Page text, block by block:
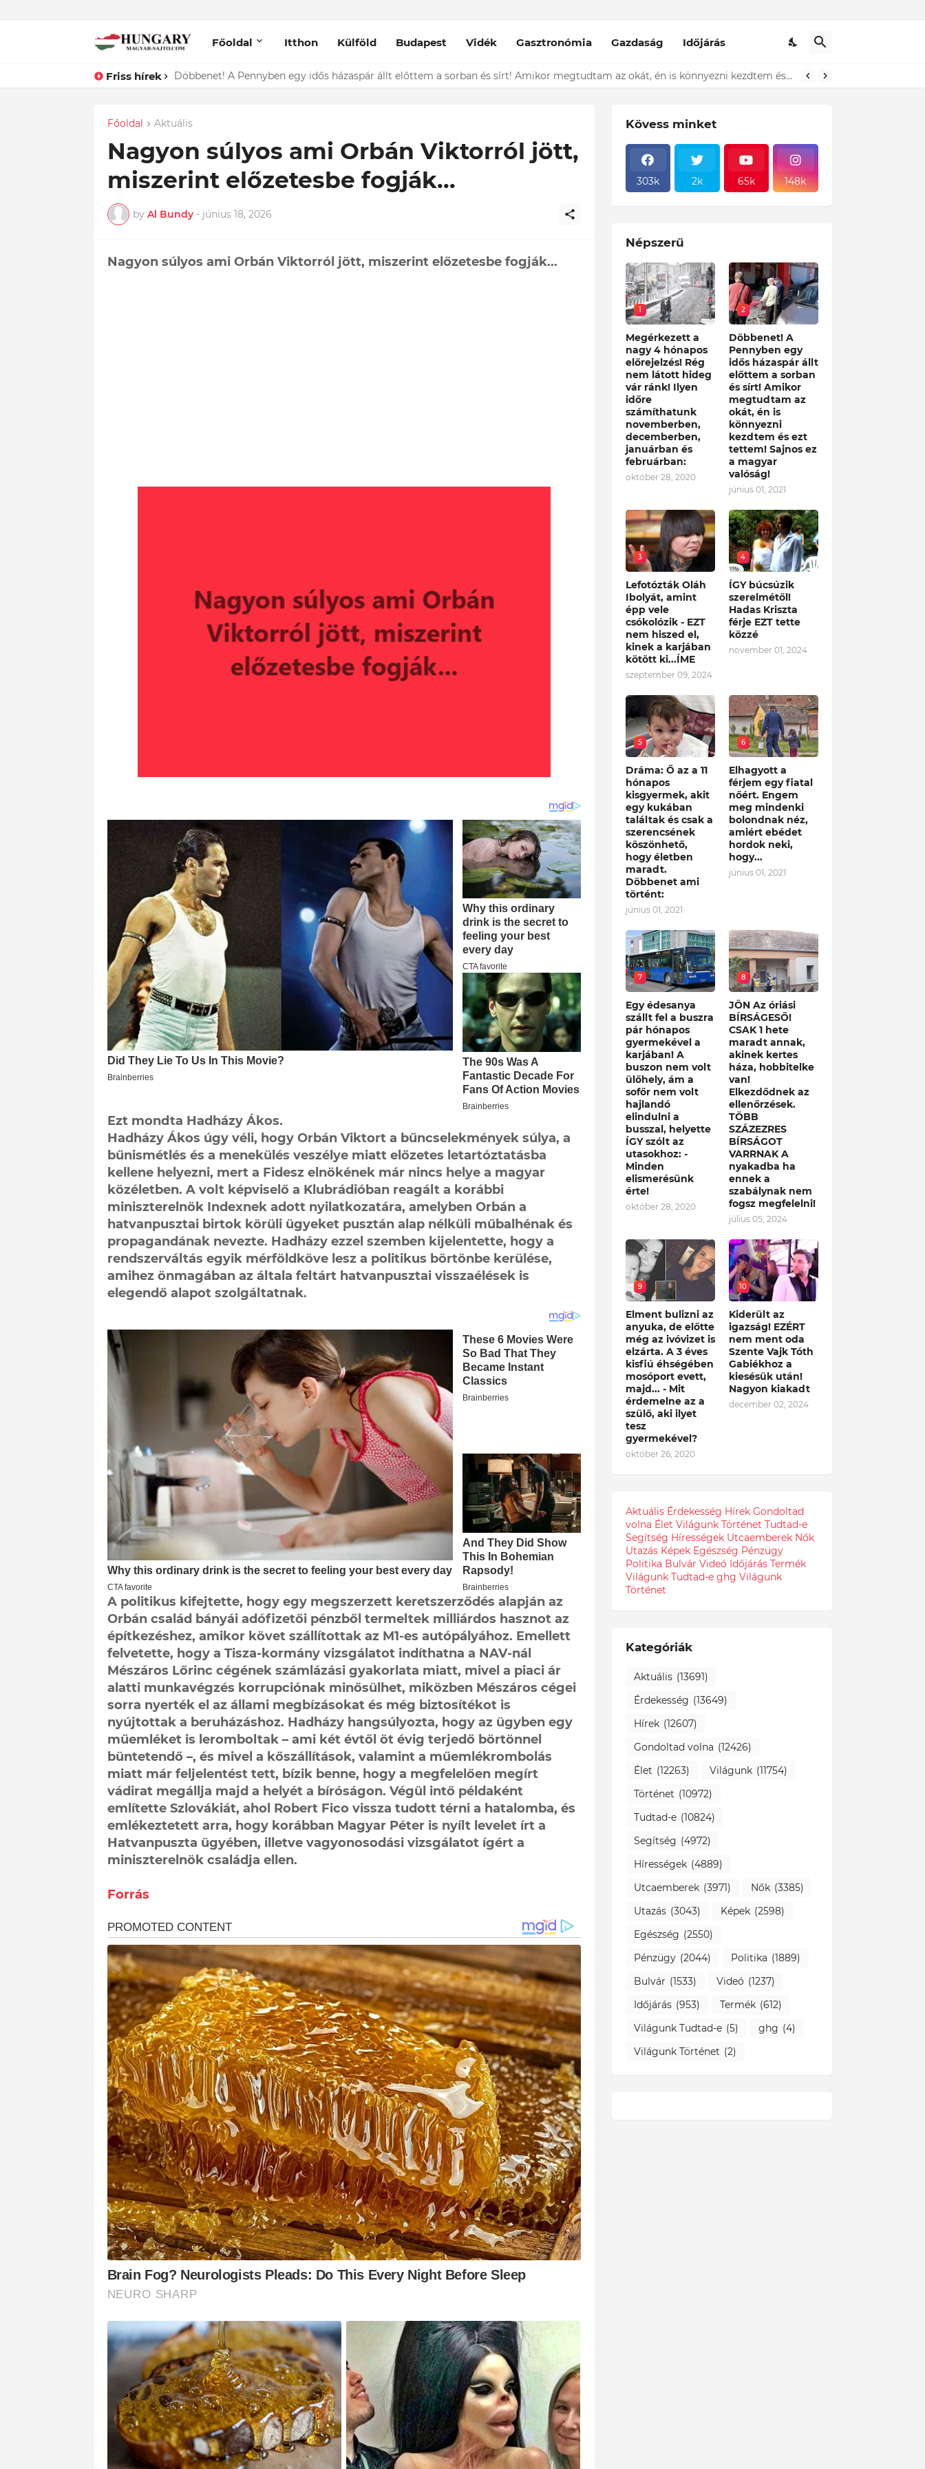
Főoldal Itthon Külföld Budapest Vidék Gasztronómia Gazdaság Időjárás
Friss hírek Lefotózták Oláh Ibolyát, amint épp vele csókolózik - EZT nem hiszed el, kinek a karjában kötött ki...ÍME
Főoldal Aktuális
Nagyon súlyos ami Orbán Viktorról jött,
miszerint előzetesbe fogják...
by Al Bundy - június 18, 2026
Nagyon súlyos ami Orbán Viktorról jött, miszerint előzetesbe fogják...
Ezt mondta Hadházy Ákos.
Hadházy Ákos úgy véli, hogy Orbán Viktort a bűncselekmények súlya, a
bűnismétlés és a menekülés veszélye miatt előzetes letartóztatásba
kellene helyezni, mert a Fidesz elnökének már nincs helye a magyar
közéletben. A volt képviselő a Klubrádióban reagált a korábbi
miniszterelnök Indexnek adott nyilatkozatára, amelyben Orbán a
hatvanpusztai birtok körüli ügyeket pusztán alap nélküli műbalhénak és
propagandának nevezte. Hadházy ezzel szemben kijelentette, hogy a
rendszerváltás egyik mérföldköve lesz a politikus börtönbe kerülése,
amihez önmagában az általa feltárt hatvanpusztai visszaélések is
elegendő alapot szolgáltatnak.
A politikus kifejtette, hogy egy megszerzett keretszerződés alapján az
Orbán család bányái adófizetői pénzből termeltek milliárdos hasznot az
építkezéshez, amikor követ szállítottak az M1-es autópályához. Emellett
felvetette, hogy a Tisza-kormány vizsgálatot indíthatna a NAV-nál
Mészáros Lőrinc cégének számlázási gyakorlata miatt, mivel a piaci ár
alatti munkavégzés korrupciónak minősülhet, miközben Mészáros cégei
sorra nyerték el az állami megbízásokat és még biztosítékot is
nyújtottak a beruházáshoz. Hadházy hangsúlyozta, hogy az ügyben egy
műemléket is leromboltak – ami két évtől öt évig terjedő börtönnel
büntetendő –, és mivel a kőszállítások, valamint a műemlékrombolás
miatt már feljelentést tett, bízik benne, hogy a megfelelően megírt
vádirat megállja majd a helyét a bíróságon. Végül intő példaként
említette Szlovákiát, ahol Robert Fico vissza tudott térni a hatalomba, és
emlékeztetett arra, hogy korábban Magyar Péter is nyílt levelet írt a
Hatvanpuszta ügyében, illetve vagyonosodási vizsgálatot ígért a
miniszterelnök családja ellen.
Forrás
Kövess minket
303k 2k 65k 148k
Népszerű
1
Megérkezett a
nagy 4 hónapos
előrejelzés! Rég
nem látott hideg
vár ránk! Ilyen
időre
számíthatunk
novemberben,
decemberben,
januárban és
februárban:
október 28, 2020
2
Döbbenet! A
Pennyben egy
idős házaspár állt
előttem a sorban
és sírt! Amikor
megtudtam az
okát, én is
könnyezni
kezdtem és ezt
tettem! Sajnos ez
a magyar
valóság!
június 01, 2021
3
Lefotózták Oláh
Ibolyát, amint
épp vele
csókolózik - EZT
nem hiszed el,
kinek a karjában
kötött ki...ÍME
szeptember 09, 2024
4
ÍGY búcsúzik
szerelmétől!
Hadas Kriszta
férje EZT tette
közzé
november 01, 2024
5
Dráma: Ő az a 11
hónapos
kisgyermek, akit
egy kukában
találtak és csak a
szerencsének
köszönhető,
hogy életben
maradt.
Döbbenet ami
történt:
június 01, 2021
6
Elhagyott a
férjem egy fiatal
nőért. Engem
meg mindenki
bolondnak néz,
amiért ebédet
hordok neki,
hogy...
június 01, 2021
7
Egy édesanya
szállt fel a buszra
pár hónapos
gyermekével a
karjában! A
buszon nem volt
ülőhely, ám a
sofőr nem volt
hajlandó
elindulni a
busszal, helyette
ÍGY szólt az
utasokhoz: -
Minden
elismerésünk
érte!
október 28, 2020
8
JÖN Az óriási
BÍRSÁGESŐ!
CSAK 1 hete
maradt annak,
akinek kertes
háza, hobbitelke
van!
Elkezdődnek az
ellenőrzések.
TÖBB
SZÁZEZRES
BÍRSÁGOT
VARRNAK A
nyakadba ha
ennek a
szabálynak nem
fogsz megfelelni!
július 05, 2024
9
Elment bulizni az
anyuka, de előtte
még az ivóvizet is
elzárta. A 3 éves
kisfiú éhségében
mosóport evett,
majd... - Mit
érdemelne az a
szülő, aki ilyet
tesz
gyermekével?
október 26, 2020
10
Kiderült az
igazság! EZÉRT
nem ment oda
Szente Vajk Tóth
Gabiékhoz a
kiesésük után!
Nagyon kiakadt
december 02, 2024
Aktuális Érdekesség Hírek Gondoltad
volna Élet Világunk Történet Tudtad-e
Segítség Hírességek Utcaemberek Nők
Utazás Képek Egészség Pénzügy
Politika Bulvár Videó Időjárás Termék
Világunk Tudtad-e ghg Világunk
Történet
Kategóriák
Aktuális (13691)
Érdekesség (13649)
Hírek (12607)
Gondoltad volna (12426)
Élet (12263) Világunk (11754)
Történet (10972)
Tudtad-e (10824)
Segítség (4972)
Hírességek (4889)
Utcaemberek (3971) Nők (3385)
Utazás (3043) Képek (2598)
Egészség (2550)
Pénzügy (2044) Politika (1889)
Bulvár (1533) Videó (1237)
Időjárás (953) Termék (612)
Világunk Tudtad-e (5) ghg (4)
Világunk Történet (2)